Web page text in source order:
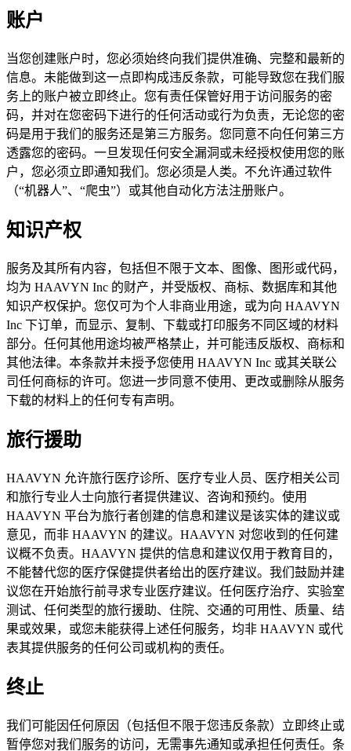
账户
当您创建账户时，您必须始终向我们提供准确、完整和最新的
信息。未能做到这一点即构成违反条款，可能导致您在我们服
务上的账户被立即终止。您有责任保管好用于访问服务的密
码，并对在您密码下进行的任何活动或行为负责，无论您的密
码是用于我们的服务还是第三方服务。您同意不向任何第三方
透露您的密码。一旦发现任何安全漏洞或未经授权使用您的账
户，您必须立即通知我们。您必须是人类。不允许通过软件
（“机器人”、“爬虫”）或其他自动化方法注册账户。
知识产权
服务及其所有内容，包括但不限于文本、图像、图形或代码，
均为 HAAVYN Inc 的财产，并受版权、商标、数据库和其他
知识产权保护。您仅可为个人非商业用途，或为向 HAAVYN
Inc 下订单，而显示、复制、下载或打印服务不同区域的材料
部分。任何其他用途均被严格禁止，并可能违反版权、商标和
其他法律。本条款并未授予您使用 HAAVYN Inc 或其关联公
司任何商标的许可。您进一步同意不使用、更改或删除从服务
下载的材料上的任何专有声明。
旅行援助
HAAVYN 允许旅行医疗诊所、医疗专业人员、医疗相关公司
和旅行专业人士向旅行者提供建议、咨询和预约。使用
HAAVYN 平台为旅行者创建的信息和建议是该实体的建议或
意见，而非 HAAVYN 的建议。HAAVYN 对您收到的任何建
议概不负责。HAAVYN 提供的信息和建议仅用于教育目的，
不能替代您的医疗保健提供者给出的医疗建议。我们鼓励并建
议您在开始旅行前寻求专业医疗建议。任何医疗治疗、实验室
测试、任何类型的旅行援助、住院、交通的可用性、质量、结
果或效果，或您未能获得上述任何服务，均非 HAAVYN 或代
表其提供服务的任何公司或机构的责任。
终止
我们可能因任何原因（包括但不限于您违反条款）立即终止或
暂停您对我们服务的访问，无需事先通知或承担任何责任。条